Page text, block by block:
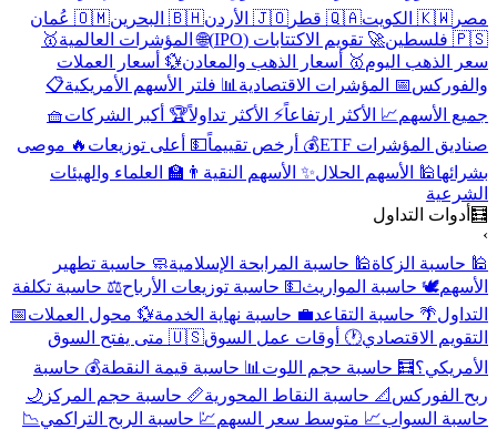
مصر 🇰🇼 الكويت 🇶🇦 قطر 🇯🇴 الأردن 🇧🇭 البحرين
🇴🇲 عُمان
🇵🇸 فلسطين
🚀 تقويم الاكتتابات (IPO) 🌐 المؤشرات العالمية🥇
سعر الذهب اليوم🥇 أسعار الذهب والمعادن💱 أسعار العملات
والفوركس📅 المؤشرات الاقتصادية 📊 فلتر الأسهم الأمريكية📋
جميع الأسهم📈 الأكثر ارتفاعاً⚡ الأكثر تداولاً🏆 أكبر الشركات🧺
صناديق المؤشرات ETF
💰 أرخص تقييماً💵 أعلى توزيعات 🔥 موصى
بشرائها🕌 الأسهم الحلال✨ الأسهم النقية 👨‍🏫 العلماء والهيئات
الشرعية
🧮 أدوات التداول
›
🕌 حاسبة الزكاة🕌 حاسبة المرابحة الإسلامية🧼 حاسبة تطهير
الأسهم🕊️ حاسبة المواريث💵 حاسبة توزيعات الأرباح⚖️ حاسبة تكلفة
التداول🌴 حاسبة التقاعد💼 حاسبة نهاية الخدمة💱 محول العملات📅
التقويم الاقتصادي🕐 أوقات عمل السوق
🇺🇸 متى يفتح السوق
الأمريكي؟🧮 حاسبة حجم اللوت 📊 حاسبة قيمة النقطة💰 حاسبة
ربح الفوركس 📐 حاسبة النقاط المحورية📏 حاسبة حجم المركز 🌙
حاسبة السواب📈 متوسط سعر السهم💹 حاسبة الربح التراكمي📉